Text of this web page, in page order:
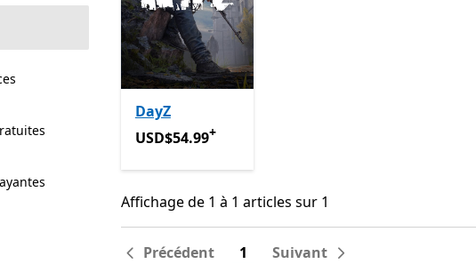
DayZ
USD$54.99Avec des achats dans l’application
USD$54.99+
Affichage de 1 à 1 articles sur 1
Affichage de 1 à 1 articles sur 1
Précédent 1 Suivant